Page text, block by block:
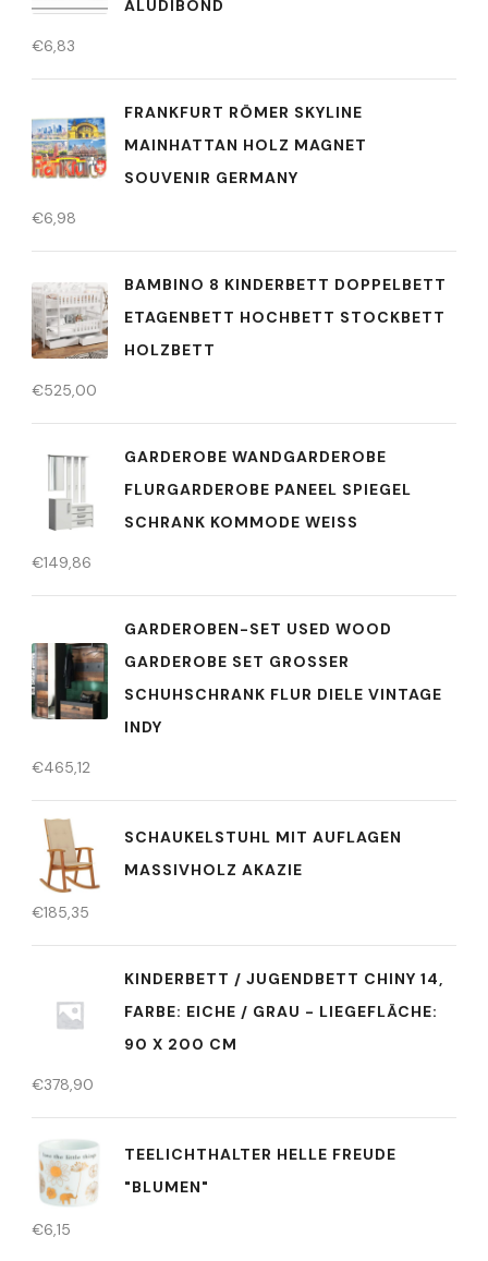
ALUDIBOND
€6,83
FRANKFURT RÖMER SKYLINE
MAINHATTAN HOLZ MAGNET
SOUVENIR GERMANY
€6,98
BAMBINO 8 KINDERBETT DOPPELBETT
ETAGENBETT HOCHBETT STOCKBETT
HOLZBETT
€525,00
GARDEROBE WANDGARDEROBE
FLURGARDEROBE PANEEL SPIEGEL
SCHRANK KOMMODE WEISS
€149,86
GARDEROBEN-SET USED WOOD
GARDEROBE SET GROSSER S
CHUHSCHRANK FLUR DIELE VINTAGE I
NDY
€465,12
SCHAUKELSTUHL MIT AUFLAGEN
MASSIVHOLZ AKAZIE
€185,35
KINDERBETT / JUGENDBETT CHINY 14,
FARBE: EICHE / GRAU - LIEGEFLÄCHE:
90 X 200 CM
€378,90
TEELICHTHALTER HELLE FREUDE
"BLUMEN"
€6,15